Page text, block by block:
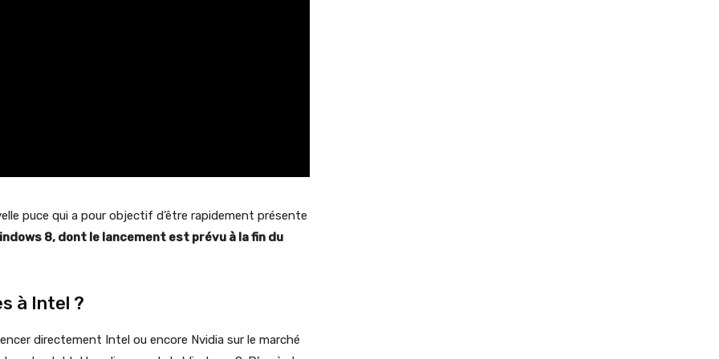
puce qui a pour objectif d’être rapidement présente
8, dont le lancement est prévu à la fin du
à Intel ?
directement Intel ou encore Nvidia sur le marché